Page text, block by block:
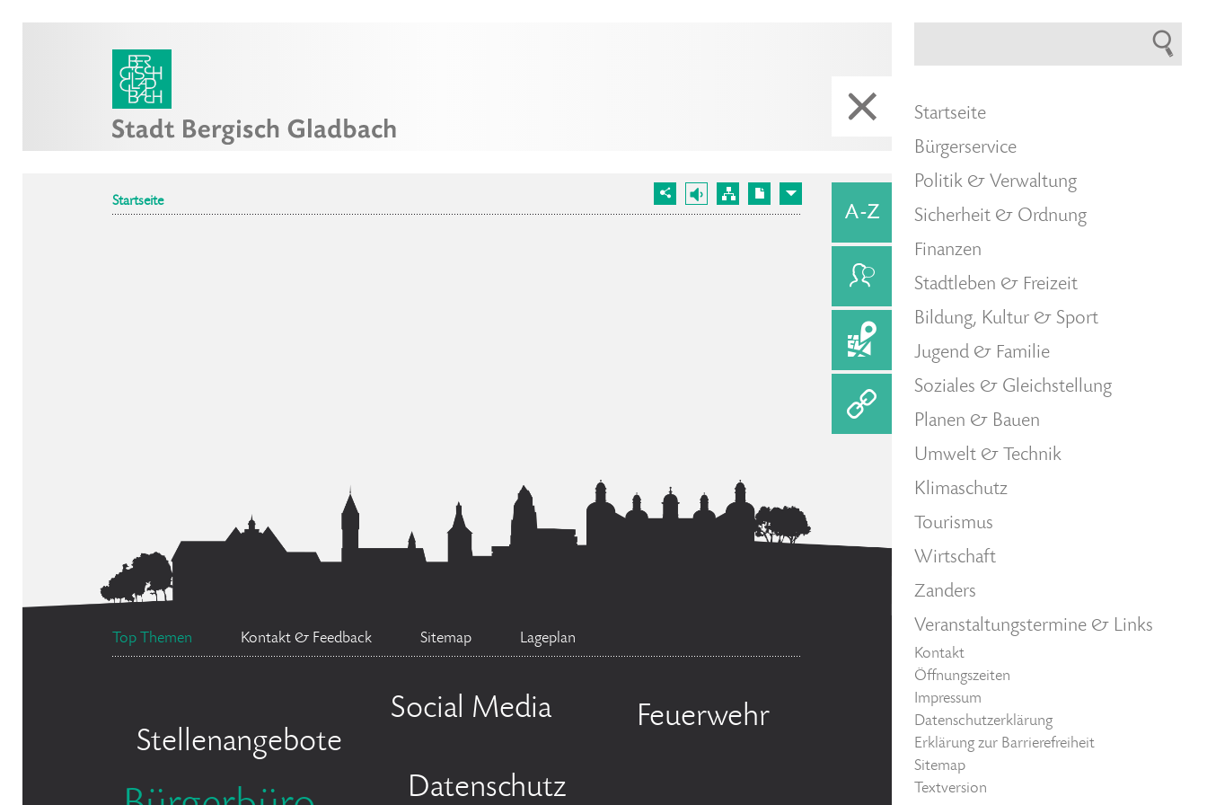
Startseite
Top Themen Kontakt & Feedback Sitemap Lageplan
Stellenangebote
Social Media Feuerwehr
Datenschutz
Startseite
Bürgerservice
Politik & Verwaltung
Sicherheit & Ordnung
Finanzen
Stadtleben & Freizeit
Bildung, Kultur & Sport
Jugend & Familie
Soziales & Gleichstellung
Planen & Bauen
Umwelt & Technik
Klimaschutz
Tourismus
Wirtschaft
Zanders
Veranstaltungstermine & Links
Kontakt
Öffnungszeiten
Impressum
Datenschutzerklärung
Erklärung zur Barrierefreiheit
Sitemap
Textversion